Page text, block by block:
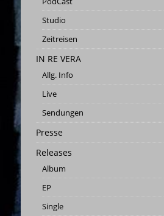
Studio
Zeitreisen
IN RE VERA
Allg. Info
Live
Sendungen
Presse
Releases
Album
EP
Single